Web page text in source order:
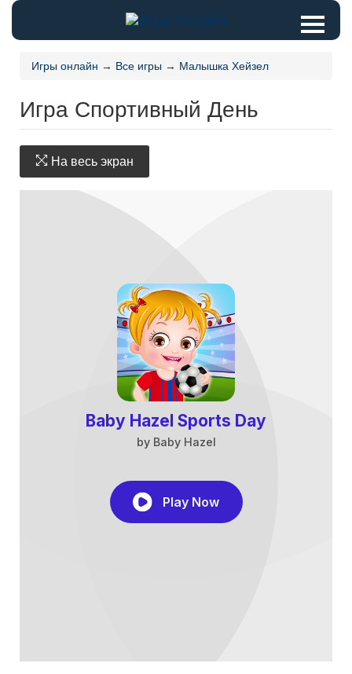
Игры онлайн → Все игры → Малышка Хейзел
Игра Спортивный День
На весь экран